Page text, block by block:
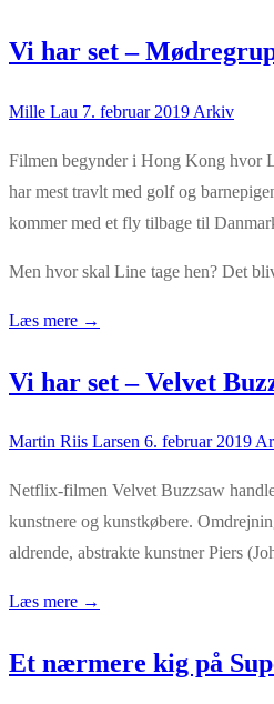
Vi har set –
Mille Lau 7. februar 2019 Arkiv
Filmen begynder i Hong Kong hvor
har mest travlt med golf og
kommer med et fly tilbage til
Men hvor skal Line tage hen? Det
Læs mere →
Vi har set – Velvet
Martin Riis Larsen 6. februar 2019
Netflix-filmen Velvet Buzzsaw
kunstnere og kunstkøbere.
aldrende, abstrakte kunstner Piers
Læs mere →
Et nærmere kig på